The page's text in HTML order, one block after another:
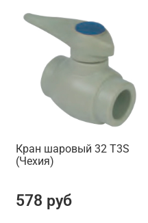
Кран шаровый 32 T3S
(Чехия)
578 руб